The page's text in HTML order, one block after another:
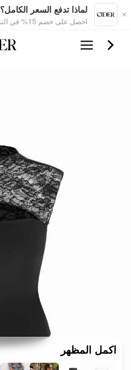
لماذا تدفع السعر الكامل؟
احصل على خصم 15% في التطبيق
اكمل المظهر